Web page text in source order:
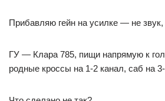
Прибавляю гейн на усилке — не
ГУ — Клара 785, пищи напрямую к
родные кроссы на 1-2 канал, саб на